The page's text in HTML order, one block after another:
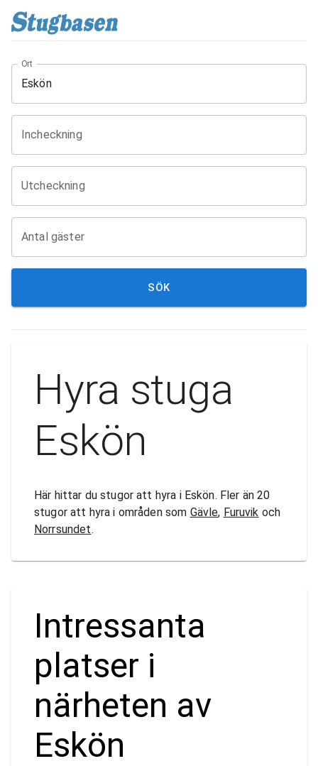
Ort
Incheckning
Utcheckning
Antal gäster
SÖK
Hyra stuga
Eskön
Här hittar du stugor att hyra i Eskön. Fler än 20
stugor att hyra i områden som Gävle, Furuvik och
Norrsundet.
Intressanta
platser i
närheten av
Eskön